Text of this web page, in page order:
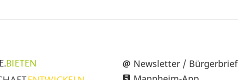
BIETEN
Newsletter / Bürgerbrief